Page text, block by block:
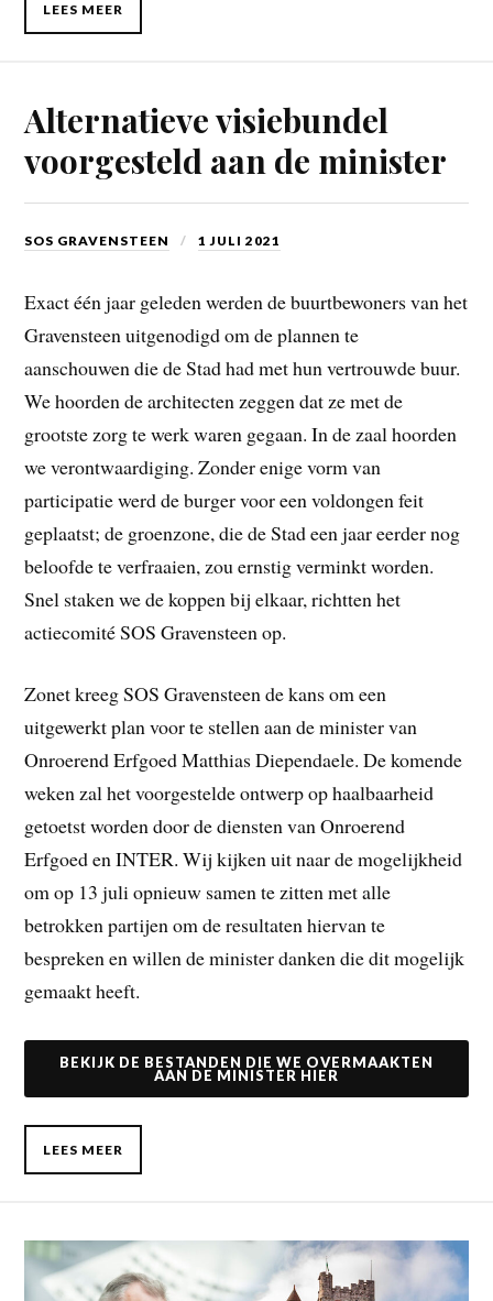
LEES MEER
Alternatieve visiebundel
voorgesteld aan de minister
SOS GRAVENSTEEN 1 JULI 2021
Exact één jaar geleden werden de buurtbewoners van het
Gravensteen uitgenodigd om de plannen te
aanschouwen die de Stad had met hun vertrouwde buur.
We hoorden de architecten zeggen dat ze met de
grootste zorg te werk waren gegaan. In de zaal hoorden
we verontwaardiging. Zonder enige vorm van
participatie werd de burger voor een voldongen feit
geplaatst; de groenzone, die de Stad een jaar eerder nog
beloofde te verfraaien, zou ernstig verminkt worden.
Snel staken we de koppen bij elkaar, richtten het
actiecomité SOS Gravensteen op.
Zonet kreeg SOS Gravensteen de kans om een
uitgewerkt plan voor te stellen aan de minister van
Onroerend Erfgoed Matthias Diependaele. De komende
weken zal het voorgestelde ontwerp op haalbaarheid
getoetst worden door de diensten van Onroerend
Erfgoed en INTER. Wij kijken uit naar de mogelijkheid
om op 13 juli opnieuw samen te zitten met alle
betrokken partijen om de resultaten hiervan te
bespreken en willen de minister danken die dit mogelijk
gemaakt heeft.
BEKIJK DE BESTANDEN DIE WE OVERMAAKTEN
AAN DE MINISTER HIER
LEES MEER